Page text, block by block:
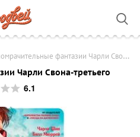
фантазии Чарли Свона-третьего
Чарли Свона-третьего
6.1